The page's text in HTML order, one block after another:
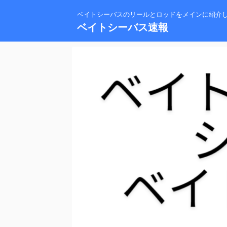
ベイトシーバスのリールとロッドをメインに紹介
ベイトシーバス速報